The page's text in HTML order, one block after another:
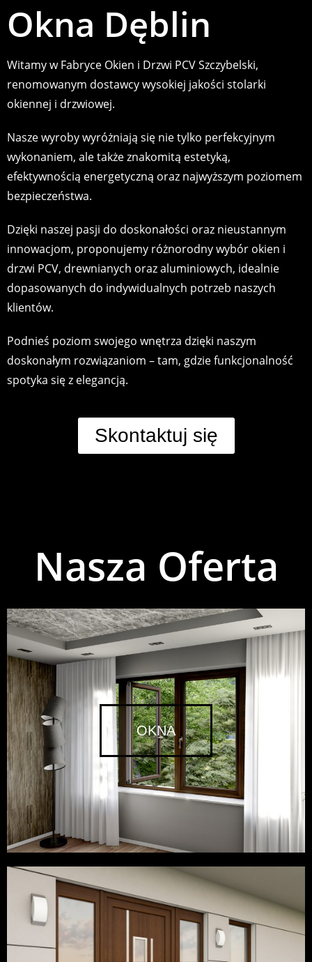
Okna Dęblin
Witamy w Fabryce Okien i Drzwi PCV Szczybelski,
renomowanym dostawcy wysokiej jakości stolarki
okiennej i drzwiowej.
Nasze wyroby wyróżniają się nie tylko perfekcyjnym
wykonaniem, ale także znakomitą estetyką,
efektywnością energetyczną oraz najwyższym poziomem
bezpieczeństwa.
Dzięki naszej pasji do doskonałości oraz nieustannym
innowacjom, proponujemy różnorodny wybór okien i
drzwi PCV, drewnianych oraz aluminiowych, idealnie
dopasowanych do indywidualnych potrzeb naszych
klientów.
Podnieś poziom swojego wnętrza dzięki naszym
doskonałym rozwiązaniom – tam, gdzie funkcjonalność
spotyka się z elegancją.
Skontaktuj się
Nasza Oferta
OKNA